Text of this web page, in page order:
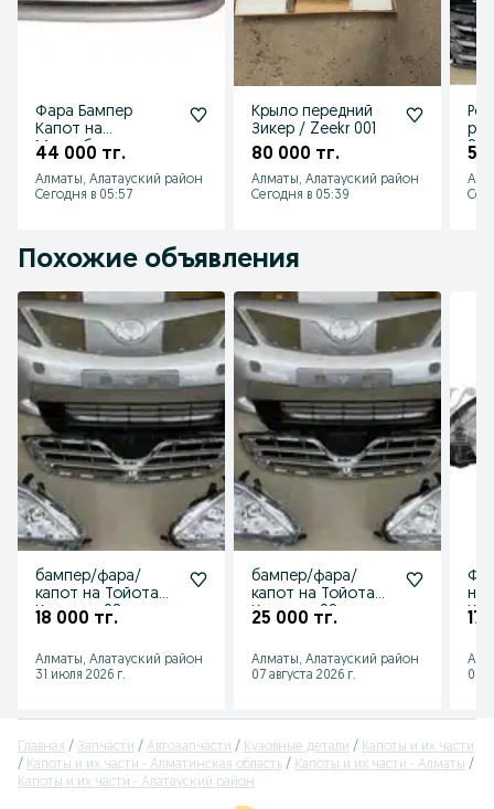
Фара Бампер
Капот на
Митсубиши
Спорт/Mitsubishi
Montero Sport
44 000 тг.
Алматы, Алатауский район
Сегодня в 05:57
Крыло передний
Зикер / Zeekr 001
80 000 тг.
Алматы, Алатауский район
Сегодня в 05:39
55
Похожие объявления
бампер/фара/
капот на Тойота
Королла 08-
18 000 тг.
Алматы, Алатауский район
31 июля 2026 г.
бампер/фара/
капот на Тойота
Королла 08-
25 000 тг.
Алматы, Алатауский район
07 августа 2026 г.
на
17
06
Главная Запчасти Автозапчасти Кузовные детали
Капоты и их части
Капоты и их части - Алматинская область
Капоты и их части - Алматы
Капоты и их части - Алатауский район